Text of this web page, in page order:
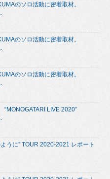
のソロ活動に密着取材。
のソロ活動に密着取材。
のソロ活動に密着取材。
“MONOGATARI LIVE 2020”
うに” TOUR 2020-2021 レポート